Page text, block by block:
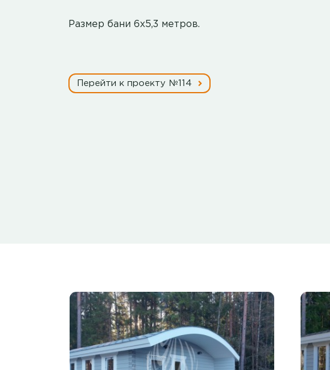
Размер бани 6х5,3 метров.
Перейти к проекту №114